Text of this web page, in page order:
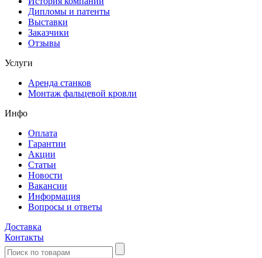
Дипломы и патенты
Выставки
Заказчики
Отзывы
Услуги
Аренда станков
Монтаж фальцевой кровли
Инфо
Оплата
Гарантии
Акции
Статьи
Новости
Вакансии
Информация
Вопросы и ответы
Доставка
Контакты